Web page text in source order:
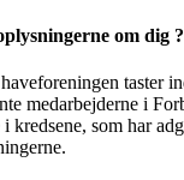
om dig ?
taster
medarbejderne i
kredsene, som har